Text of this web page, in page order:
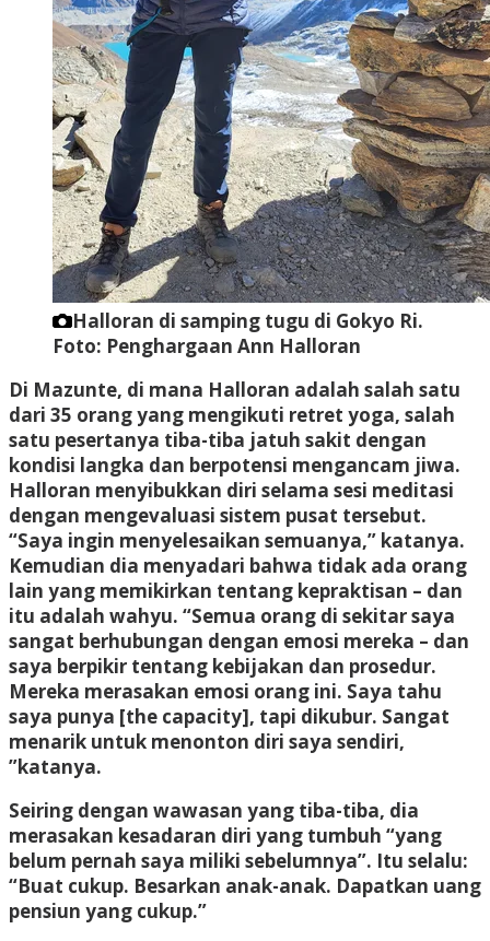
Halloran di samping tugu di Gokyo Ri.
Foto: Penghargaan Ann Halloran
Di Mazunte, di mana Halloran adalah salah satu
dari 35 orang yang mengikuti retret yoga, salah
satu pesertanya tiba-tiba jatuh sakit dengan
kondisi langka dan berpotensi mengancam jiwa.
Halloran menyibukkan diri selama sesi meditasi
dengan mengevaluasi sistem pusat tersebut.
“Saya ingin menyelesaikan semuanya,” katanya.
Kemudian dia menyadari bahwa tidak ada orang
lain yang memikirkan tentang kepraktisan – dan
itu adalah wahyu. “Semua orang di sekitar saya
sangat berhubungan dengan emosi mereka – dan
saya berpikir tentang kebijakan dan prosedur.
Mereka merasakan emosi orang ini. Saya tahu
saya punya [the capacity], tapi dikubur. Sangat
menarik untuk menonton diri saya sendiri,
”katanya.
Seiring dengan wawasan yang tiba-tiba, dia
merasakan kesadaran diri yang tumbuh “yang
belum pernah saya miliki sebelumnya”. Itu selalu:
“Buat cukup. Besarkan anak-anak. Dapatkan uang
pensiun yang cukup.”